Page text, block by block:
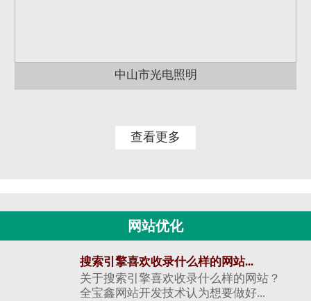
中山市光电照明
查看更多
网站优化
搜索引擎喜欢收录什么样的网站...
关于搜索引擎喜欢收录什么样的网站？
全宝鑫网站开发技术认为想要做好...